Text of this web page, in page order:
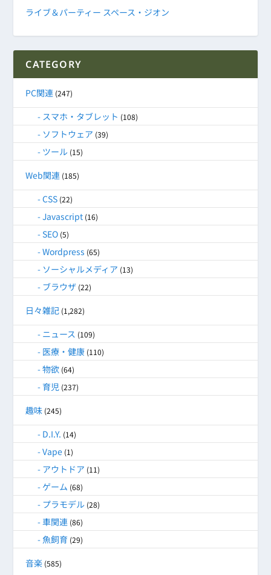
ライブ＆パーティー スペース・ジオン
CATEGORY
PC関連 (247)
スマホ・タブレット (108)
ソフトウェア (39)
ツール (15)
Web関連 (185)
CSS (22)
Javascript (16)
SEO (5)
Wordpress (65)
ソーシャルメディア (13)
ブラウザ (22)
日々雑記 (1,282)
ニュース (109)
医療・健康 (110)
物欲 (64)
育児 (237)
趣味 (245)
D.I.Y. (14)
Vape (1)
アウトドア (11)
ゲーム (68)
プラモデル (28)
車関連 (86)
魚飼育 (29)
音楽 (585)